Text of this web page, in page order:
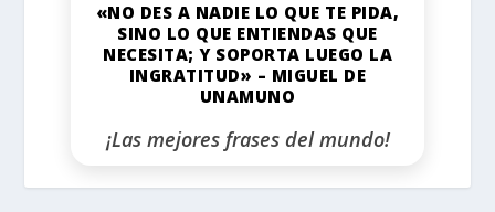
«NO DES A NADIE LO QUE TE PIDA,
SINO LO QUE ENTIENDAS QUE
NECESITA; Y SOPORTA LUEGO LA
INGRATITUD» – MIGUEL DE
UNAMUNO
¡Las mejores frases del mundo!